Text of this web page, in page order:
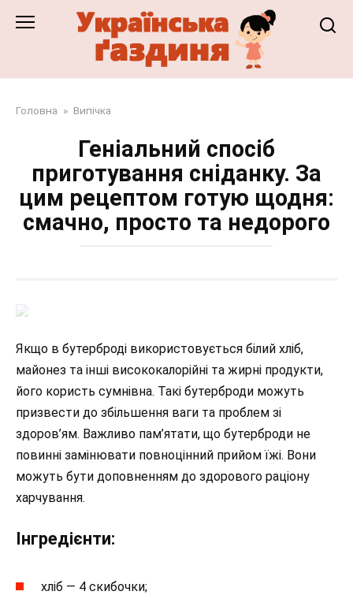
Головна » Випічка
Геніальний спосіб
приготування сніданку. За
цим рецептом готую щодня:
смачно, просто та недорого
Якщо в бутерброді використовується білий хліб,
майонез та інші висококалорійні та жирні продукти,
його користь сумнівна. Такі бутерброди можуть
призвести до збільшення ваги та проблем зі
здоров’ям. Важливо пам’ятати, що бутерброди не
повинні замінювати повноцінний прийом їжі. Вони
можуть бути доповненням до здорового раціону
харчування.
Інгредієнти:
хліб — 4 скибочки;